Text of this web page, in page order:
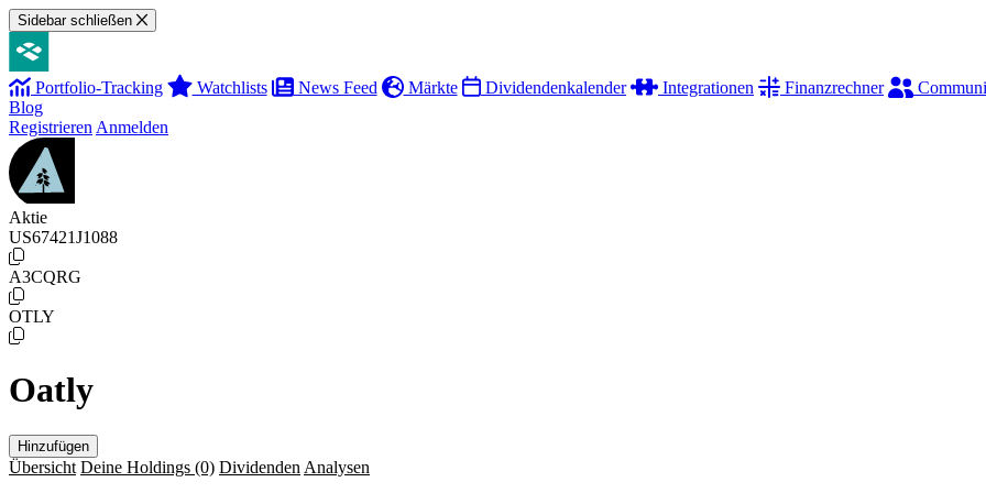
Sidebar schließen
Portfolio-Tracking Watchlists News Feed Märkte Dividendenkalender Integrationen Finanzrechner
Blog
Registrieren Anmelden
Aktie
US67421J1088
A3CQRG
OTLY
Oatly
Hinzufügen
Übersicht Deine Holdings (0) Dividenden Analysen